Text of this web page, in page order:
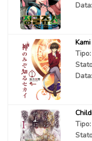
Data:
Tipo:
Data:
Tipo: